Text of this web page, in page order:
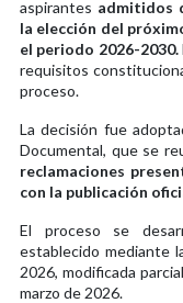
aspirantes admitidos
la elección del
el periodo 2026-2030.
requisitos
proceso.
La decisión fue
Documental, que se
reclamaciones
con la publicación
El proceso se
establecido mediante
2026, modificada
marzo de 2026.